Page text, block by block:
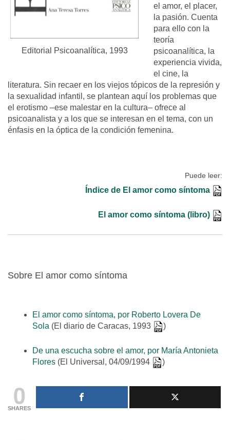
Editorial Psicoanalítica, 1993
el amor, el placer,
la pasión. Cuenta
para ello con la
teoría
psicoanalítica, la
experiencia vivida,
el cine, la
literatura. Sin recaer en los viejos tópicos de la represión y
la sexualidad infantil, se plantean aquí los problemas que
el erotismo –ese malestar en la cultura– ofrece al
psicoanalista y a los que se interesan en el tema, con un
énfasis en la óptica de la condición femenina.
Puede leer:
Índice de El amor como síntoma
El amor como síntoma (libro)
Sobre El amor como síntoma
El amor como síntoma, por Roberto Lovera De
Sola (El diario de Caracas, 1993 )
De una escucha sobre el amor, por María Antonieta
Flores (El Universal, 04/09/1994 )
0
SHARES